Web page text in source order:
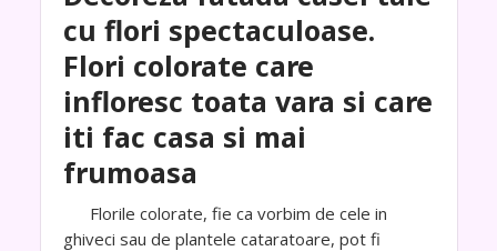
cu flori spectaculoase.
Flori colorate care
infloresc toata vara si care
iti fac casa si mai
frumoasa
Florile colorate, fie ca vorbim de cele in
ghiveci sau de plantele cataratoare, pot fi